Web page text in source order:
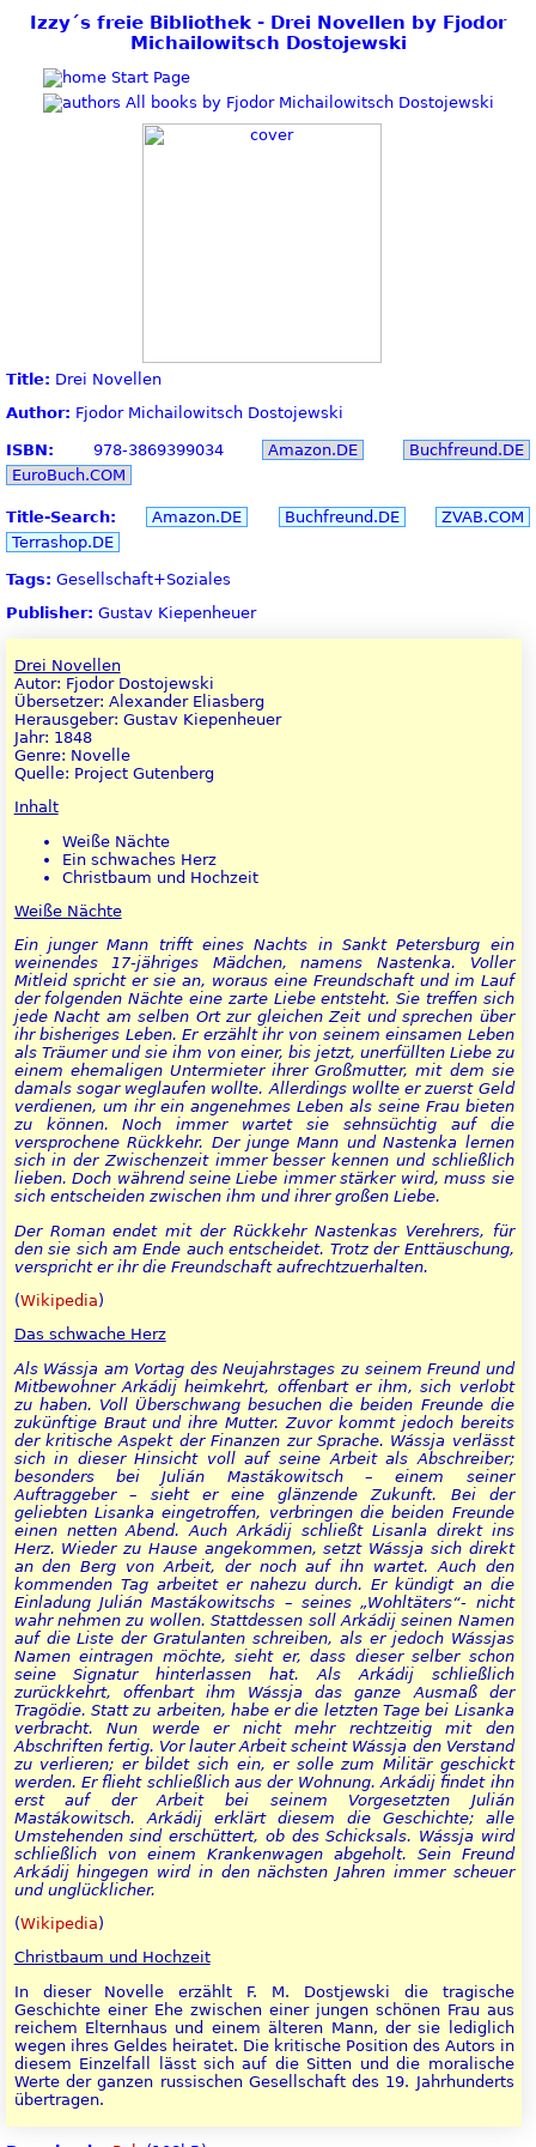
Izzy´s freie Bibliothek - Drei Novellen by Fjodor
Michailowitsch Dostojewski
Start Page
All books by Fjodor Michailowitsch Dostojewski
Title: Drei Novellen
Author: Fjodor Michailowitsch Dostojewski
ISBN: 978-3869399034 Amazon.DE
Buchfreund.DE
EuroBuch.COM
Title-Search: Amazon.DE Buchfreund.DE
ZVAB.COM
Terrashop.DE
Tags: Gesellschaft+Soziales
Publisher: Gustav Kiepenheuer
Drei Novellen
Autor: Fjodor Dostojewski
Übersetzer: Alexander Eliasberg
Herausgeber: Gustav Kiepenheuer
Jahr: 1848
Genre: Novelle
Quelle: Project Gutenberg
Inhalt
Weiße Nächte
Ein schwaches Herz
Christbaum und Hochzeit
Weiße Nächte
Ein junger Mann trifft eines Nachts in Sankt Petersburg ein
weinendes 17-jähriges Mädchen, namens Nastenka. Voller
Mitleid spricht er sie an, woraus eine Freundschaft und im Lauf
der folgenden Nächte eine zarte Liebe entsteht. Sie treffen sich
jede Nacht am selben Ort zur gleichen Zeit und sprechen über
ihr bisheriges Leben. Er erzählt ihr von seinem einsamen Leben
als Träumer und sie ihm von einer, bis jetzt, unerfüllten Liebe zu
einem ehemaligen Untermieter ihrer Großmutter, mit dem sie
damals sogar weglaufen wollte. Allerdings wollte er zuerst Geld
verdienen, um ihr ein angenehmes Leben als seine Frau bieten
zu können. Noch immer wartet sie sehnsüchtig auf die
versprochene Rückkehr. Der junge Mann und Nastenka lernen
sich in der Zwischenzeit immer besser kennen und schließlich
lieben. Doch während seine Liebe immer stärker wird, muss sie
sich entscheiden zwischen ihm und ihrer großen Liebe.
Der Roman endet mit der Rückkehr Nastenkas Verehrers, für
den sie sich am Ende auch entscheidet. Trotz der Enttäuschung,
verspricht er ihr die Freundschaft aufrechtzuerhalten.
(Wikipedia)
Das schwache Herz
Als Wássja am Vortag des Neujahrstages zu seinem Freund und
Mitbewohner Arkádij heimkehrt, offenbart er ihm, sich verlobt
zu haben. Voll Überschwang besuchen die beiden Freunde die
zukünftige Braut und ihre Mutter. Zuvor kommt jedoch bereits
der kritische Aspekt der Finanzen zur Sprache. Wássja verlässt
sich in dieser Hinsicht voll auf seine Arbeit als Abschreiber;
besonders bei Julián Mastákowitsch – einem seiner
Auftraggeber – sieht er eine glänzende Zukunft. Bei der
geliebten Lisanka eingetroffen, verbringen die beiden Freunde
einen netten Abend. Auch Arkádij schließt Lisanla direkt ins
Herz. Wieder zu Hause angekommen, setzt Wássja sich direkt
an den Berg von Arbeit, der noch auf ihn wartet. Auch den
kommenden Tag arbeitet er nahezu durch. Er kündigt an die
Einladung Julián Mastákowitschs – seines „Wohltäters“- nicht
wahr nehmen zu wollen. Stattdessen soll Arkádij seinen Namen
auf die Liste der Gratulanten schreiben, als er jedoch Wássjas
Namen eintragen möchte, sieht er, dass dieser selber schon
seine Signatur hinterlassen hat. Als Arkádij schließlich
zurückkehrt, offenbart ihm Wássja das ganze Ausmaß der
Tragödie. Statt zu arbeiten, habe er die letzten Tage bei Lisanka
verbracht. Nun werde er nicht mehr rechtzeitig mit den
Abschriften fertig. Vor lauter Arbeit scheint Wássja den Verstand
zu verlieren; er bildet sich ein, er solle zum Militär geschickt
werden. Er flieht schließlich aus der Wohnung. Arkádij findet ihn
erst auf der Arbeit bei seinem Vorgesetzten Julián
Mastákowitsch. Arkádij erklärt diesem die Geschichte; alle
Umstehenden sind erschüttert, ob des Schicksals. Wássja wird
schließlich von einem Krankenwagen abgeholt. Sein Freund
Arkádij hingegen wird in den nächsten Jahren immer scheuer
und unglücklicher.
(Wikipedia)
Christbaum und Hochzeit
In dieser Novelle erzählt F. M. Dostjewski die tragische
Geschichte einer Ehe zwischen einer jungen schönen Frau aus
reichem Elternhaus und einem älteren Mann, der sie lediglich
wegen ihres Geldes heiratet. Die kritische Position des Autors in
diesem Einzelfall lässt sich auf die Sitten und die moralische
Werte der ganzen russischen Gesellschaft des 19. Jahrhunderts
übertragen.